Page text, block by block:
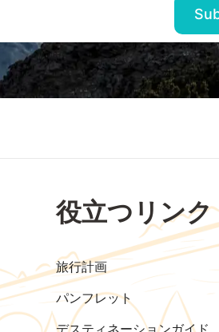
役立つリンク
旅行計画
パンフレット